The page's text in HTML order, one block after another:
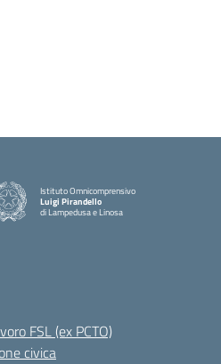
Istituto Omnicomprensivo
Luigi Pirandello
di Lampedusa e Linosa
FSL (ex PCTO)
civica